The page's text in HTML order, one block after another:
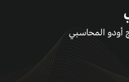
أودو المحاسبي